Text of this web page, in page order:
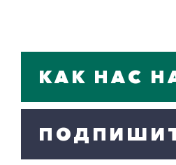
КАК НАС